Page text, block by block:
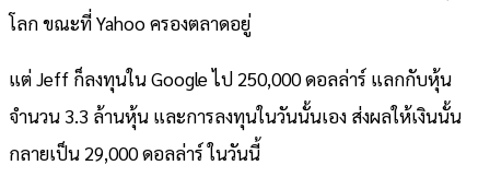
โลก ขณะที่ Yahoo ครองตลาดอยู่
แต่ Jeff ก็ลงทุนใน Google ไป 250,000 ดอลล่าร์ แลกกับหุ้น
จำนวน 3.3 ล้านหุ้น และการลงทุนในวันนั้นเอง ส่งผลให้เงินนั้น
กลายเป็น 29,000 ดอลล่าร์ ในวันนี้